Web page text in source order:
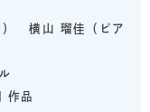
） 横山 瑠佳 （
ピア
作品